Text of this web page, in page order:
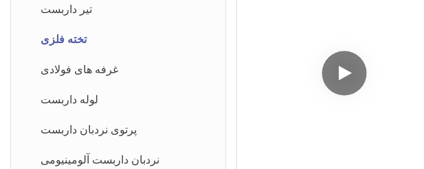
تیر داربست
تخته فلزی
غرفه های فولادی
لوله داربست
پرتوی نردبان داربست
نردبان داربست آلومینیومی